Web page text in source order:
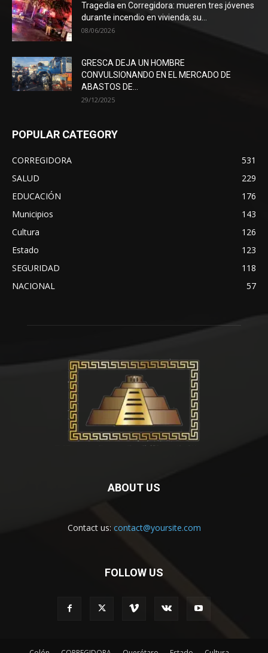
Tragedia en Corregidora: mueren tres jóvenes
durante incendio en vivienda; su...
08/06/2026
GRESCA DEJA UN HOMBRE
CONVULSIONANDO EN EL MERCADO DE
ABASTOS DE...
29/12/2025
POPULAR CATEGORY
CORREGIDORA
531
SALUD
229
EDUCACIÓN
176
Municipios
143
Cultura
126
Estado
123
SEGURIDAD
118
NACIONAL
57
ABOUT US
Contact us: contact@yoursite.com
FOLLOW US